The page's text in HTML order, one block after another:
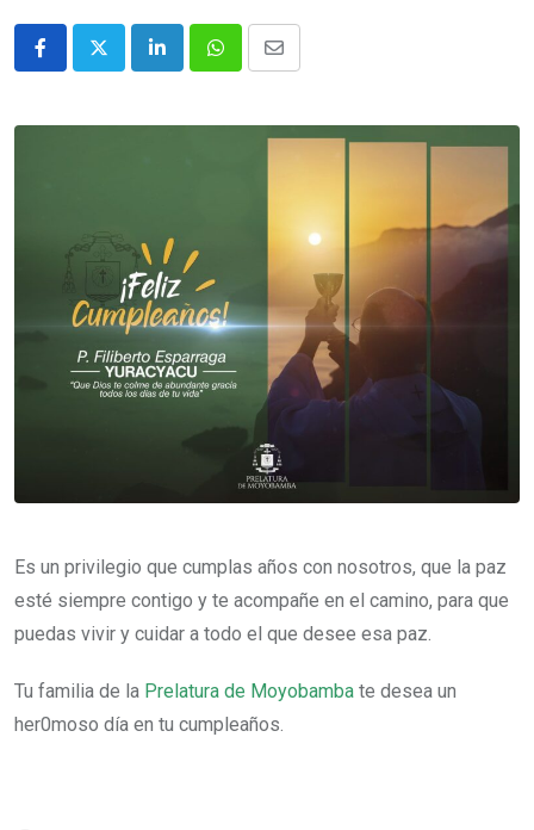
Es un privilegio que cumplas años con nosotros, que la paz
esté siempre contigo y te acompañe en el camino, para que
puedas vivir y cuidar a todo el que desee esa paz.
Tu familia de la Prelatura de Moyobamba te desea un
her0moso día en tu cumpleaños.